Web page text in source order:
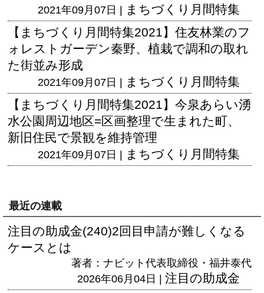
2021年09月07日 | まちづくり月間特集
【まちづくり月間特集2021】住友林業のフ
ォレストガーデン秦野、植栽で調和の取れ
た街並み形成
2021年09月07日 | まちづくり月間特集
【まちづくり月間特集2021】今泉あらい湧
水公園周辺地区=区画整理で生まれた町、
新旧住民で景観を維持管理
2021年09月07日 | まちづくり月間特集
最近の連載
注目の助成金(240)2回目申請が難しくなる
ケースとは
著者：ナビット代表取締役・福井泰代
2026年06月04日 | 注目の助成金